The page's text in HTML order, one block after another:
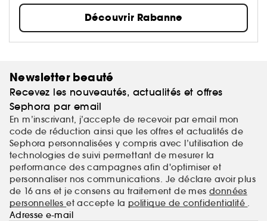
Découvrir Rabanne
Newsletter beauté
Recevez les nouveautés, actualités et offres
Sephora par email
En m’inscrivant, j’accepte de recevoir par email mon
code de réduction ainsi que les offres et actualités de
Sephora personnalisées y compris avec l’utilisation de
technologies de suivi permettant de mesurer la
performance des campagnes afin d'optimiser et
personnaliser nos communications. Je déclare avoir plus
de 16 ans et je consens au traitement de mes données
personnelleset accepte la politique de confidentialité .
Adresse e-mail